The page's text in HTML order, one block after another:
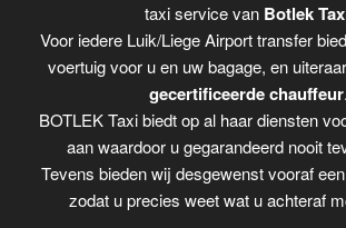
taxi service van Botlek
Voor iedere Luik/Liege Airport transfer
voertuig voor u en uw bagage, en
gecertificeerde chauffeur.
BOTLEK Taxi biedt op al haar diensten
aan waardoor u gegarandeerd nooit
Tevens bieden wij desgewenst vooraf
zodat u precies weet wat u achteraf